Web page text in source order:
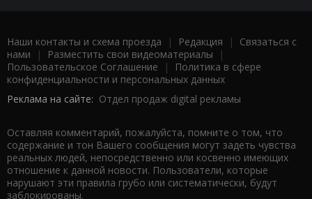
Наши контакты и схема проезда | Редакция | Связаться с
нами | Разместить свои видеоматериалы |
Пользовательское Соглашение |
Политика в сфере
конфиденциальности и персональных данных
Реклама на сайте: Отдел продаж digital рекламы
Оставляя комментарий, пожалуйста, помните о том, что
содержание и тон Вашего сообщения могут задеть чувства
реальных людей, непосредственно или косвенно имеющих
отношение к данной новости. Пользователи, которые
нарушают эти правила грубо или систематически, будут
заблокированы.